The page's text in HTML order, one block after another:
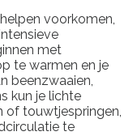
voorkomen,
met
te warmen en je
beenzwaaien,
kun je lichte
of touwtjespringen,
te